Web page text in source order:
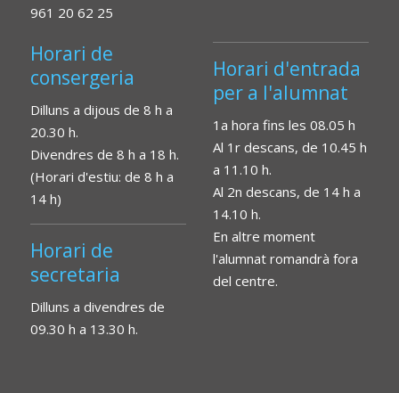
961 20 62 25
Horari de
consergeria
Dilluns a dijous de 8 h a
20.30 h.
Divendres de 8 h a 18 h.
(Horari d'estiu: de 8 h a
14 h)
Horari de
secretaria
Dilluns a divendres de
09.30 h a 13.30 h.
Horari d'entrada
per a l'alumnat
1a hora fins les 08.05 h
Al 1r descans, de 10.45 h
a 11.10 h.
Al 2n descans, de 14 h a
14.10 h.
En altre moment
l'alumnat romandrà fora
del centre.